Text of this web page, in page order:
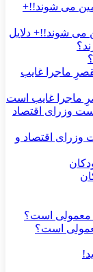
می شوند!!+ دلایل
ماجرا غایب است
وزرای اقتصاد و
است؟